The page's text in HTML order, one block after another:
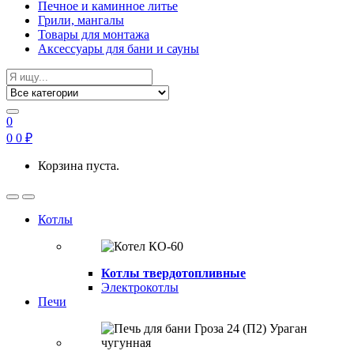
Печное и каминное литье
Грили, мангалы
Товары для монтажа
Аксессуары для бани и сауны
Search
for:
0
0 0 ₽
Корзина пуста.
OpenClose
Котлы
Котлы твердотопливные
Электрокотлы
Печи